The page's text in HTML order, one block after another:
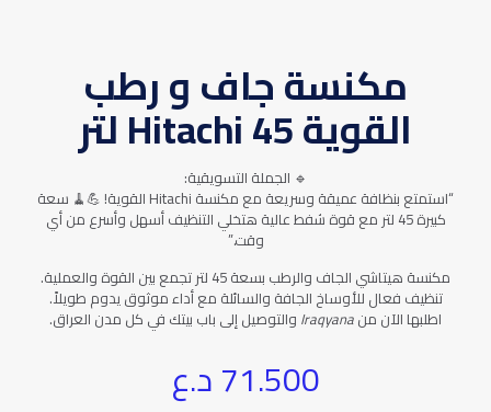
مكنسة جاف و رطب
القوية Hitachi 45 لتر
🔹 الجملة التسويقية:
“استمتع بنظافة عميقة وسريعة مع مكنسة Hitachi القوية! 💪🧹 سعة
كبيرة 45 لتر مع قوة شفط عالية هتخلي التنظيف أسهل وأسرع من أي
وقت.”
مكنسة هيتاشي الجاف والرطب بسعة 45 لتر تجمع بين القوة والعملية.
تنظيف فعال للأوساخ الجافة والسائلة مع أداء موثوق يدوم طويلاً.
اطلبها الآن منIraqyana والتوصيل إلى باب بيتك في كل مدن العراق.
71.500د.ع